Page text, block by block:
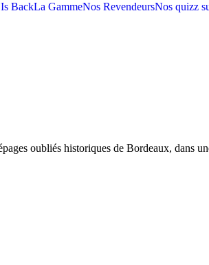
BackLa GammeNos RevendeursNos quizz
oubliés historiques de Bordeaux, dans